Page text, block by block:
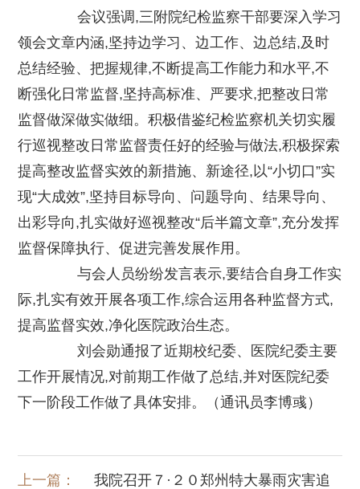
会议强调,三附院纪检监察干部要深入学习
领会文章内涵,坚持边学习、边工作、边总结,及时
总结经验、把握规律,不断提高工作能力和水平,不
断强化日常监督,坚持高标准、严要求,把整改日常
监督做深做实做细。积极借鉴纪检监察机关切实履
行巡视整改日常监督责任好的经验与做法,积极探索
提高整改监督实效的新措施、新途径,以“小切口”实
现“大成效”,坚持目标导向、问题导向、结果导向、
出彩导向,扎实做好巡视整改“后半篇文章”,充分发挥
监督保障执行、促进完善发展作用。
与会人员纷纷发言表示,要结合自身工作实
际,扎实有效开展各项工作,综合运用各种监督方式,
提高监督实效,净化医院政治生态。
刘会勋通报了近期校纪委、医院纪委主要
工作开展情况,对前期工作做了总结,并对医院纪委
下一阶段工作做了具体安排。
（通讯员李博彧 ）
上一篇：
我院召开７·２０郑州特大暴雨灾害追